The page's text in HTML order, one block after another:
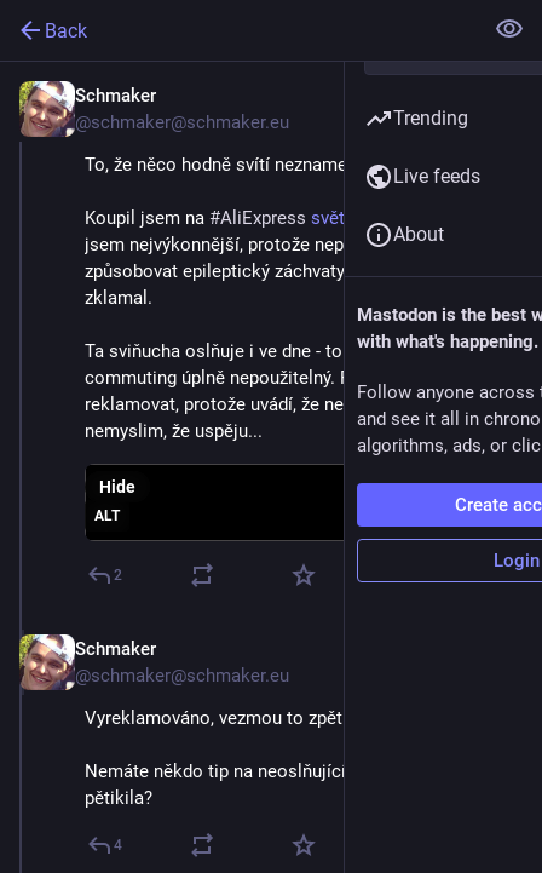
Back
Schmaker
@schmaker@schmaker.eu
To, že něco hodně svítí neznamená, že to je dobře.
Koupil jsem na #AliExpress světlo na
jsem nejvýkonnější, protože nepotřebuju srnkám
způsobovat epileptický záchvaty a výsledek mě
zklamal.
Ta sviňucha oslňuje i ve dne - to je prostě pro
commuting úplně nepoužitelný. Pokoušim se
reklamovat, protože uvádí, že neoslňuje chodce, ale
nemyslim, že uspěju...
ALT
Hide
2
Schmaker
@schmaker@schmaker.eu
Vyreklamováno, vezmou to zpět.
Nemáte někdo tip na neoslňující světlo okolo
pětikila?
4
Trending
Live feeds
About
Mastodon is the best
with what's happening.
Follow anyone across
and see it all in
algorithms, ads, or
Create
Login